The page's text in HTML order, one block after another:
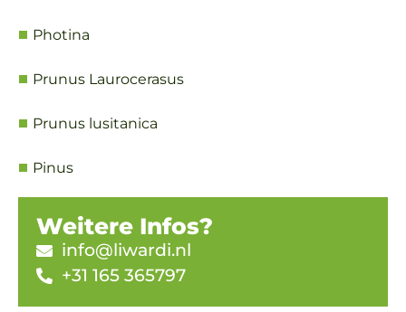
Weitere Infos?
info@liwardi.nl
+31 165 365797
Photina
Prunus Laurocerasus
Prunus lusitanica
Pinus